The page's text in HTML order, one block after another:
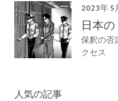
2023年 5
日本の
保釈の否
クセス
人気の記事